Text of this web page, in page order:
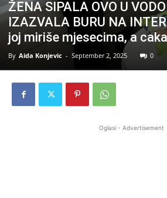
ŽENA SIPALA OVO U
IZAZVALA BURU NA
joj miriše mjesecima, a
By Aida Konjevic - September 2, 2025 0
Oglasi - Advertisement